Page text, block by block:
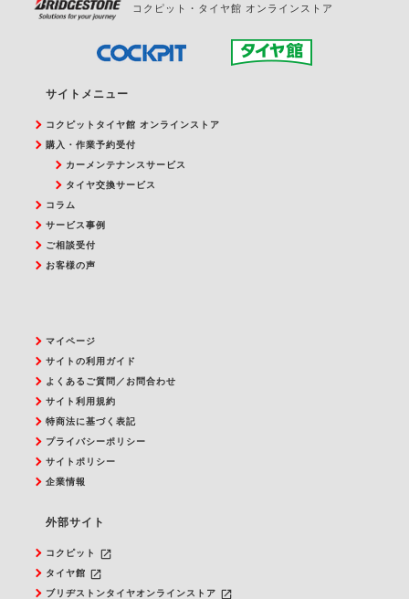
コクピット・タイヤ館 オンラインストア
サイトメニュー
コクピットタイヤ館 オンラインストア
購入・作業予約受付
カーメンテナンスサービス
タイヤ交換サービス
コラム
サービス事例
ご相談受付
お客様の声
マイページ
サイトの利用ガイド
よくあるご質問／お問合わせ
サイト利用規約
特商法に基づく表記
プライバシーポリシー
サイトポリシー
企業情報
外部サイト
コクピット launch
タイヤ館 launch
ブリヂストンタイヤオンラインストア launch